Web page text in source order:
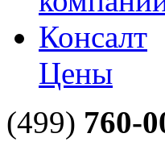
Цены
(499) 760-